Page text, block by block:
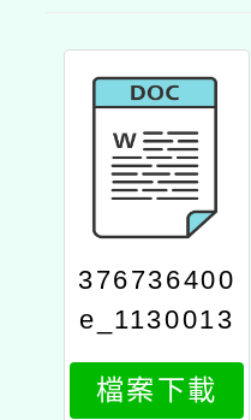
376736400
e_1130013
856_attach
1
檔案下載